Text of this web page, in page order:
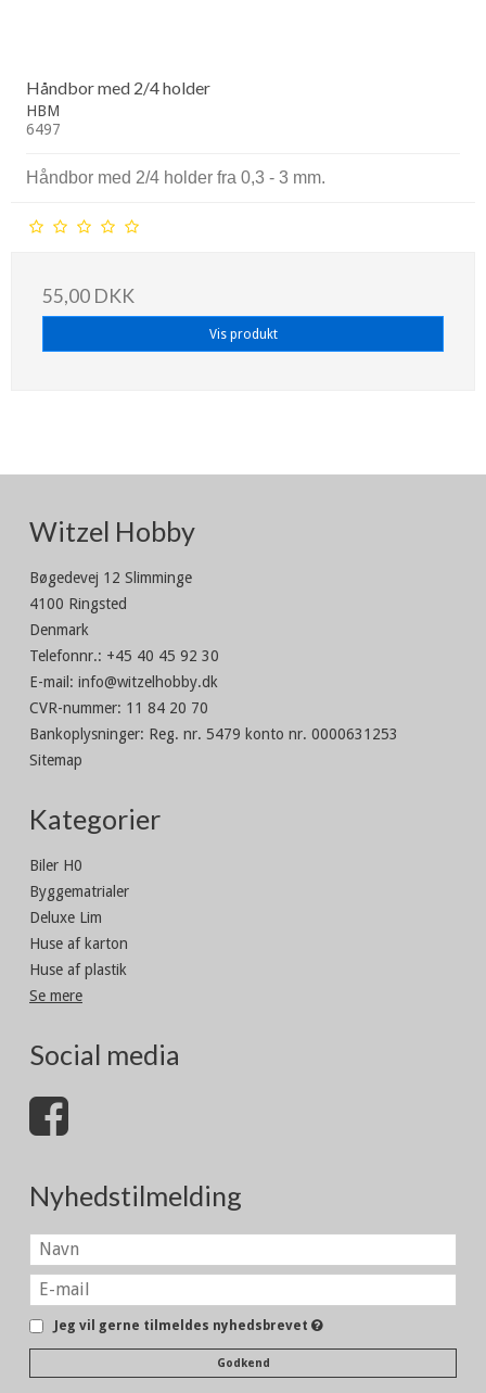
Håndbor med 2/4 holder
HBM
6497
Håndbor med 2/4 holder fra 0,3 - 3 mm.
55,00 DKK
Vis produkt
Witzel Hobby
Bøgedevej 12 Slimminge
4100 Ringsted
Denmark
Telefonnr.: +45 40 45 92 30
E-mail : info@witzelhobby.dk
CVR-nummer: 11 84 20 70
Bankoplysninger: Reg. nr. 5479 konto nr. 0000631253
Sitemap
Kategorier
Biler H0
Byggematrialer
Deluxe Lim
Huse af karton
Huse af plastik
Se mere
Social media
Nyhedstilmelding
Jeg vil gerne tilmeldes nyhedsbrevet
Godkend